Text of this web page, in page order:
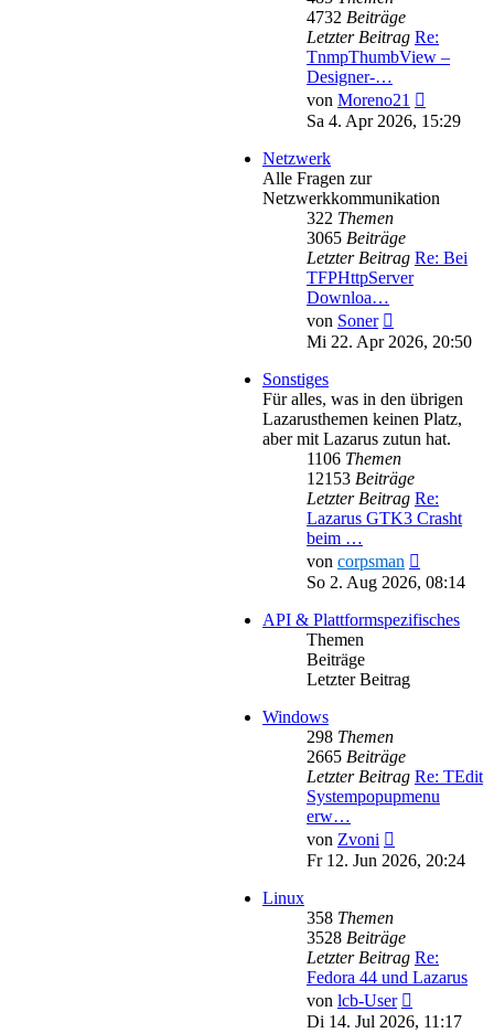
4732 Beiträge
Letzter Beitrag Re:
TnmpThumbView –
Designer-…
von Moreno21
Beitrag
Sa 4. Apr 2026, 15:29
Netzwerk
Alle Fragen zur
Netzwerkkommunikation
322 Themen
3065 Beiträge
Letzter Beitrag Re: Bei
TFPHttpServer
Downloa…
von Soner
Beitrag
Mi 22. Apr 2026, 20:50
Sonstiges
Für alles, was in den übrigen
Lazarusthemen keinen Platz,
aber mit Lazarus zutun hat.
1106 Themen
12153 Beiträge
Letzter Beitrag Re:
Lazarus GTK3 Crasht
beim …
von corpsman
Beitrag
So 2. Aug 2026, 08:14
API & Plattformspezifisches
Themen
Beiträge
Letzter Beitrag
Windows
298 Themen
2665 Beiträge
Letzter Beitrag Re: TEdit
Systempopupmenu
erw…
von Zvoni
Beitrag
Fr 12. Jun 2026, 20:24
Linux
358 Themen
3528 Beiträge
Letzter Beitrag Re:
Fedora 44 und Lazarus
von lcb-User
Beitrag
Di 14. Jul 2026, 11:17